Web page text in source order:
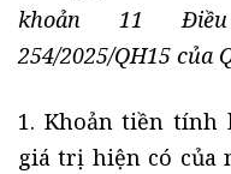
khoản 11
254/2025/QH15 của
1. Khoản tiền tính
giá trị hiện có của